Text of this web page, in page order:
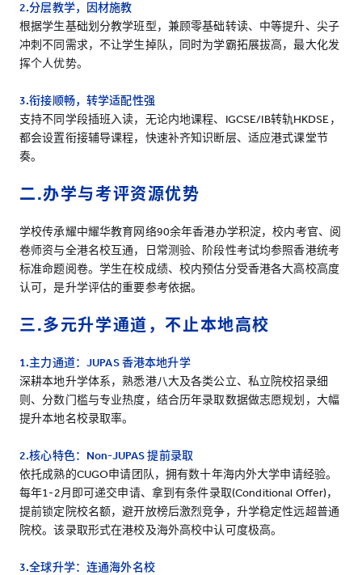
2.分层教学，因材施教
根据学生基础划分教学班型，兼顾零基础转读、中等提升、尖子
冲刺不同需求，不让学生掉队，同时为学霸拓展拔高，最大化发
挥个人优势。
3.衔接顺畅，转学适配性强
支持不同学段插班入读，无论内地课程、IGCSE/IB转轨HKDSE，
都会设置衔接辅导课程，快速补齐知识断层、适应港式课堂节
奏。
二.办学与考评资源优势
学校传承耀中耀华教育网络90余年香港办学积淀，校内考官、阅
卷师资与全港名校互通，日常测验、阶段性考试均参照香港统考
标准命题阅卷。学生在校成绩、校内预估分受香港各大高校高度
认可，是升学评估的重要参考依据。
三.多元升学通道，不止本地高校
1.主力通道：JUPAS 香港本地升学
深耕本地升学体系，熟悉港八大及各类公立、私立院校招录细
则、分数门槛与专业热度，结合历年录取数据做志愿规划，大幅
提升本地名校录取率。
2.核心特色：Non-JUPAS 提前录取
依托成熟的CUGO申请团队，拥有数十年海内外大学申请经验。
每年1-2月即可递交申请、拿到有条件录取(Conditional Offer)，
提前锁定院校名额，避开放榜后激烈竞争，升学稳定性远超普通
院校。该录取形式在港校及海外高校中认可度极高。
3.全球升学：连通海外名校